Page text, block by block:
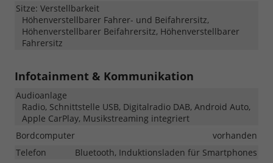
Sitze: Verstellbarkeit
Höhenverstellbarer Fahrer- und Beifahrersitz,
Höhenverstellbarer Beifahrersitz, Höhenverstellbarer
Fahrersitz
Infotainment & Kommunikation
Audioanlage
Radio, Schnittstelle USB, Digitalradio DAB, Android Auto,
Apple CarPlay, Musikstreaming integriert
Bordcomputer
vorhanden
Telefon
Bluetooth, Induktionsladen für Smartphones